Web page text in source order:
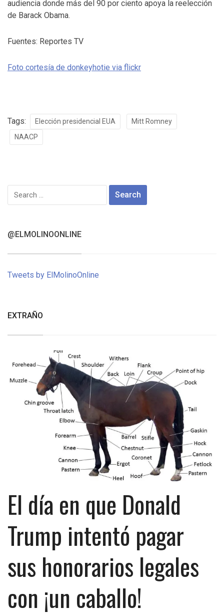
audiencia donde más del 90 por ciento apoya la reelección
de Barack Obama.
Fuentes: Reportes TV
Foto cortesía de donkeyhotie via flickr
Tags: Elección presidencial EUA
Mitt Romney
NAACP
Search
for:
@ELMOLINOONLINE
Tweets by ElMolinoOnline
EXTRAÑO
El día en que Donald
Trump intentó pagar
sus honorarios legales
con ¡un caballo!